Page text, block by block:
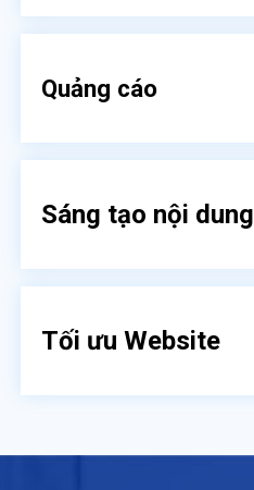
Quảng cáo
Sáng tạo nội dung
Tối ưu Website